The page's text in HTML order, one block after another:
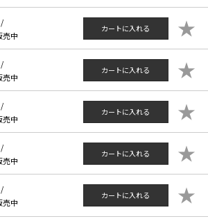
/
売中
カートに入れる ★
/
売中
カートに入れる ★
/
売中
カートに入れる ★
/
売中
カートに入れる ★
/
売中
カートに入れる ★